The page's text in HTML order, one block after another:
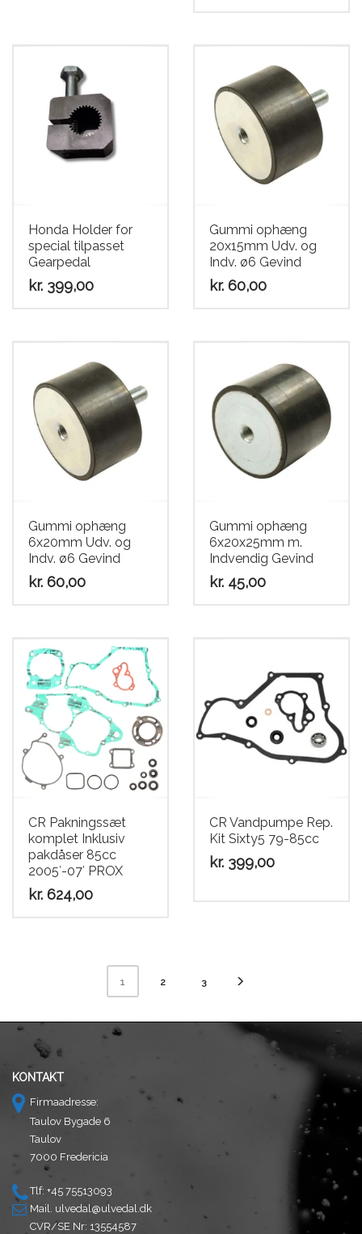
Honda Holder for
special tilpasset
Gearpedal
kr. 399,00
Gummi ophæng
20x15mm Udv. og
Indv. ø6 Gevind
kr. 60,00
Gummi ophæng
6x20mm Udv. og
Indv. ø6 Gevind
kr. 60,00
Gummi ophæng
6x20x25mm m.
Indvendig Gevind
kr. 45,00
CR Pakningssæt
komplet Inklusiv
pakdåser 85cc
2005′-07′ PROX
kr. 624,00
CR Vandpumpe Rep.
Kit Sixty5 79-85cc
kr. 399,00
1 2 3
KONTAKT
Firmaadresse:
Taulov Bygade 6
Taulov
7000 Fredericia
Tlf: +45 75513093
Mail. ulvedal@ulvedal.dk
CVR/SE Nr: 13554587